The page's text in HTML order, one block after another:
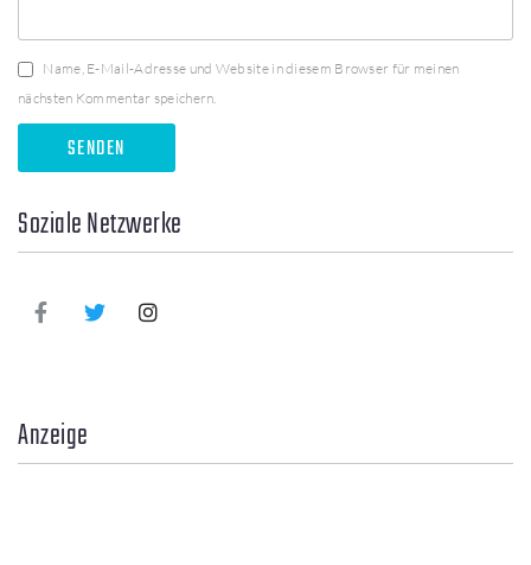
Name, E-Mail-Adresse und Website in diesem Browser für meinen
nächsten Kommentar speichern.
Soziale Netzwerke
Anzeige